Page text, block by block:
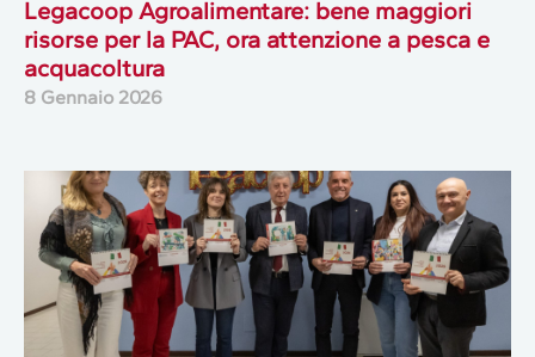
Legacoop Agroalimentare: bene maggiori
risorse per la PAC, ora attenzione a pesca e
acquacoltura
8 Gennaio 2026